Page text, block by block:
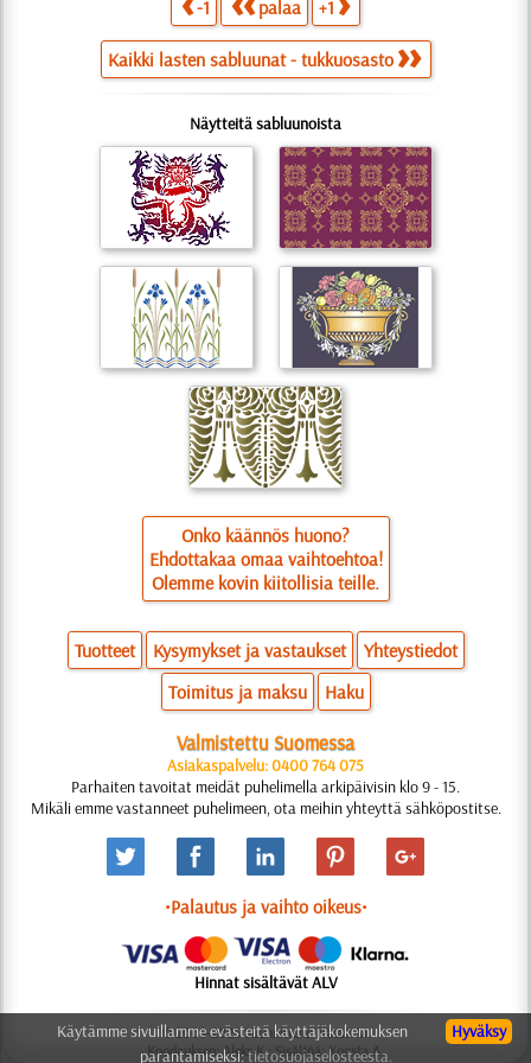
-1 palaa +1
Kaikki lasten sabluunat - tukkuosasto
Näytteitä sabluunoista
Onko käännös huono?
Ehdottakaa omaa vaihtoehtoa!
Olemme kovin kiitollisia teille.
Tuotteet Kysymykset ja vastaukset
Yhteystiedot
Toimitus ja maksu
Haku
Valmistettu Suomessa
Asiakaspalvelu: 0400 764 075
Parhaiten tavoitat meidät puhelimella arkipäivisin klo 9 - 15.
Mikäli emme vastanneet puhelimeen, ota meihin yhteyttä sähköpostitse.
•Palautus ja vaihto oikeus•
Hinnat sisältävät ALV
© 2006-2025 Suunnittelu: Natali M.
Koodauksen: Aleks K.; Sisältöä: Konsta A.
Hyväksy
Käytämme sivuillamme evästeitä käyttäjäkokemuksen
parantamiseksi:tietosuojaselosteesta.